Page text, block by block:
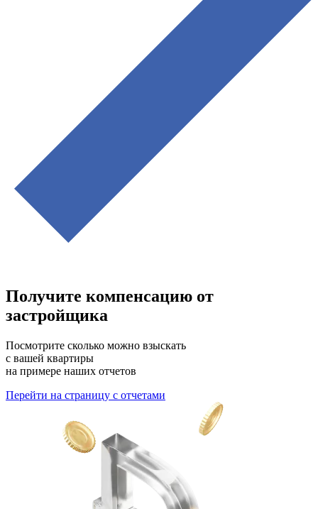
Получите компенсацию от
застройщика
Посмотрите сколько можно взыскать
с вашей квартиры
на примере наших отчетов
Перейти на страницу с отчетами